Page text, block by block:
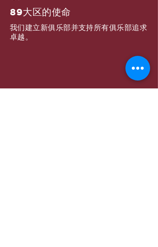
89大区的使命
我们建立新俱乐部并支持所有俱乐部追求
卓越。